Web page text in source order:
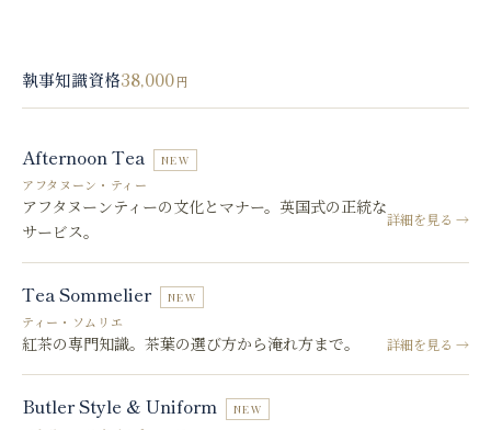
執事知識資格38,000円
Afternoon Tea NEW
アフタヌーン・ティー
アフタヌーンティーの文化とマナー。英国式の正統な
サービス。
詳細を見る →
Tea Sommelier NEW
ティー・ソムリエ
紅茶の専門知識。茶葉の選び方から淹れ方まで。 詳細を見る →
Butler Style & Uniform NEW